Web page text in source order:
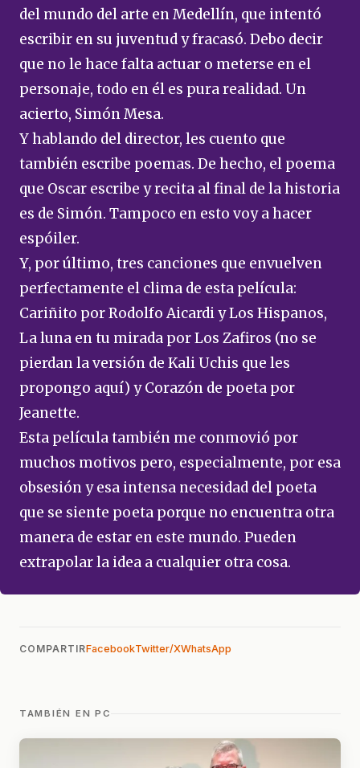
del mundo del arte en Medellín, que intentó
escribir en su juventud y fracasó. Debo decir
que no le hace falta actuar o meterse en el
personaje, todo en él es pura realidad. Un
acierto, Simón Mesa.
Y hablando del director, les cuento que
también escribe poemas. De hecho, el poema
que Oscar escribe y recita al final de la historia
es de Simón. Tampoco en esto voy a hacer
espóiler.
Y, por último, tres canciones que envuelven
perfectamente el clima de esta película:
Cariñito por Rodolfo Aicardi y Los Hispanos,
La luna en tu mirada por Los Zafiros (no se
pierdan la versión de Kali Uchis que les
propongo aquí) y Corazón de poeta por
Jeanette.
Esta película también me conmovió por
muchos motivos pero, especialmente, por esa
obsesión y esa intensa necesidad del poeta
que se siente poeta porque no encuentra otra
manera de estar en este mundo. Pueden
extrapolar la idea a cualquier otra cosa.
COMPARTIRFacebookTwitter/XWhatsApp
TAMBIÉN EN PC